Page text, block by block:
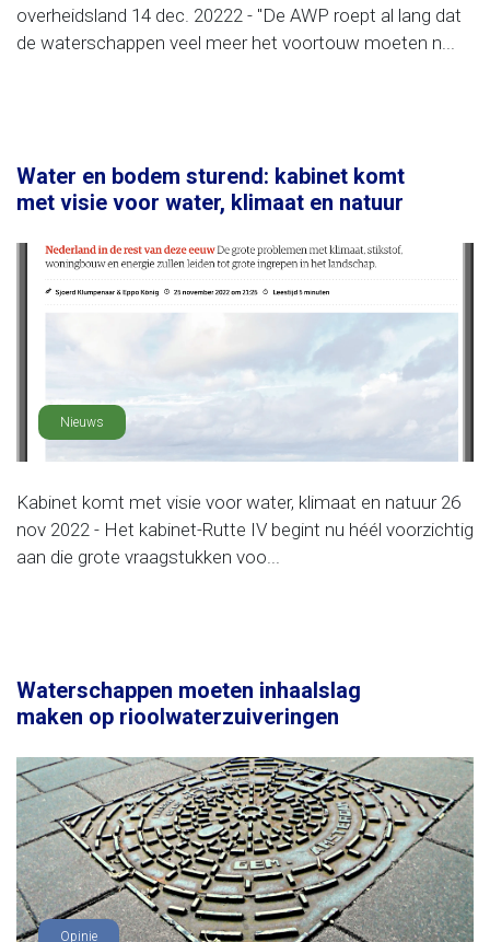
overheidsland 14 dec. 20222 - "De AWP roept al lang dat
de waterschappen veel meer het voortouw moeten n...
Water en bodem sturend: kabinet komt
met visie voor water, klimaat en natuur
Nieuws
Kabinet komt met visie voor water, klimaat en natuur 26
nov 2022 - Het kabinet-Rutte IV begint nu héél voorzichtig
aan die grote vraagstukken voo...
Waterschappen moeten inhaalslag
maken op rioolwaterzuiveringen
Opinie